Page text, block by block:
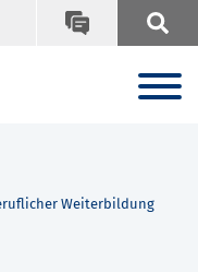
Weiterbildung